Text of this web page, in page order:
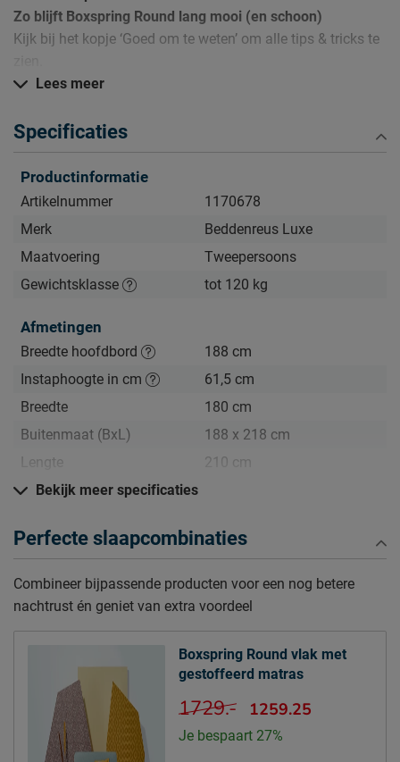
Zo blijft Boxspring Round lang mooi (en schoon)
Kijk bij het kopje ‘Goed om te weten’ om alle tips & tricks te
Liever een andere box, matras of pootjes? In onze winkels
stel je deze boxspring helemaal naar jouw smaak samen.
We helpen je graag om jouw ideale boxspring samen te
stellen — precies zoals jij het wilt.
Lees meer
Specificaties
Productinformatie
Artikelnummer
1170678
Merk
Beddenreus Luxe
Maatvoering
Tweepersoons
Gewichtsklasse
tot 120 kg
Afmetingen
Breedte hoofdbord
188 cm
Instaphoogte in cm
61,5 cm
Breedte
180 cm
Buitenmaat (BxL)
188 x 218 cm
Lengte
210 cm
Hoogte hoofdbord
Poothoogte
12 cm
Specificaties boxspring
Kleur
aretha mintgroen
Uitvoering
Vlak
Materiaal
Afdeklaag dikte
Aantal slagen per veer
Bekijk meer specificaties
Perfecte slaapcombinaties
Combineer bijpassende producten voor een nog betere
nachtrust én geniet van extra voordeel
Boxspring Round vlak met
gestoffeerd matras
1729.- 1259.25
Je bespaart 27%